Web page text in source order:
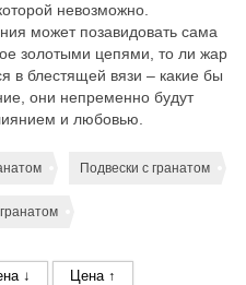
невозможно.
может позавидовать сама
золотыми цепями, то ли жар
в блестящей вязи – какие бы
они непременно будут
и любовью.
Подвески с гранатом
↓ Цена ↑